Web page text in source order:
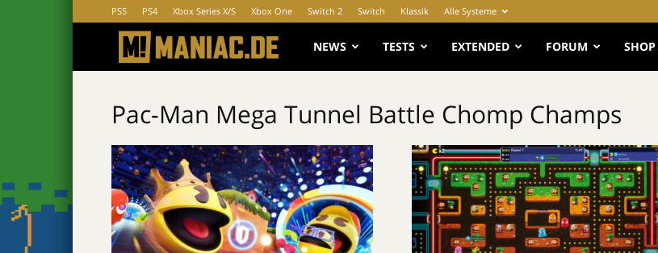
PS5 PS4 Xbox Series X/S Xbox One Switch 2 Switch Klassik Alle Systeme
MANIAC.de
NEWS TESTS EXTENDED FORUM SHOP
Pac-Man Mega Tunnel Battle Chomp Champs